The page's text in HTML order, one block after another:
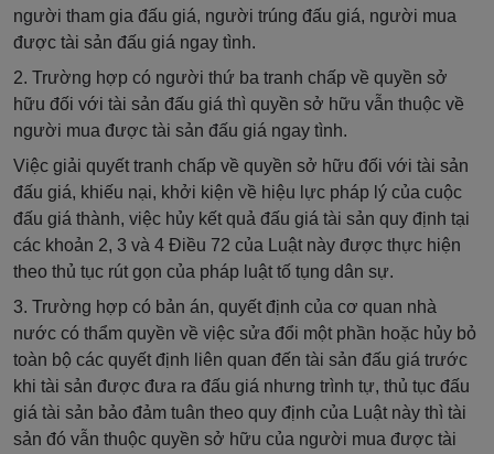
người tham gia đấu giá, người trúng đấu giá, người mua
được tài sản đấu giá ngay tình.
2. Trường hợp có người thứ ba tranh chấp về quyền sở
hữu đối với tài sản đấu giá thì quyền sở hữu vẫn thuộc về
người mua được tài sản đấu giá ngay tình.
Việc giải quyết tranh chấp về quyền sở hữu đối với tài sản
đấu giá, khiếu nại, khởi kiện về hiệu lực pháp lý của cuộc
đấu giá thành, việc hủy kết quả đấu giá tài sản quy định tại
các khoản 2, 3 và 4 Điều 72 của Luật này được thực hiện
theo thủ tục rút gọn của pháp luật tố tụng dân sự.
3. Trường hợp có bản án, quyết định của cơ quan nhà
nước có thẩm quyền về việc sửa đổi một phần hoặc hủy bỏ
toàn bộ các quyết định liên quan đến tài sản đấu giá trước
khi tài sản được đưa ra đấu giá nhưng trình tự, thủ tục đấu
giá tài sản bảo đảm tuân theo quy định của Luật này thì tài
sản đó vẫn thuộc quyền sở hữu của người mua được tài